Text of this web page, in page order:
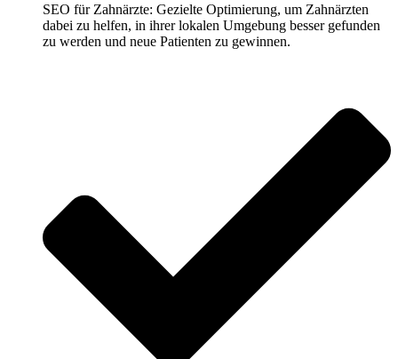
SEO für Zahnärzte: Gezielte Optimierung, um Zahnärzten
dabei zu helfen, in ihrer lokalen Umgebung besser gefunden
zu werden und neue Patienten zu gewinnen.